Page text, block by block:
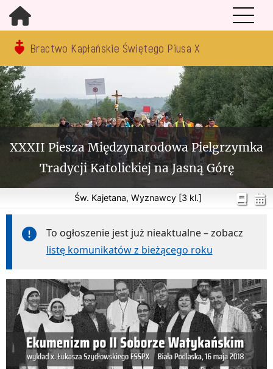
Bractwo Kapłańskie Świętego Piusa X
XXXII Piesza Międzynarodowa Pielgrzymka
Tradycji Katolickiej na Jasną Górę
Św. Kajetana, Wyznawcy [3 kl.]
To ogłoszenie jest już nieaktualne – zobacz
listę komunikatów z bieżącego roku